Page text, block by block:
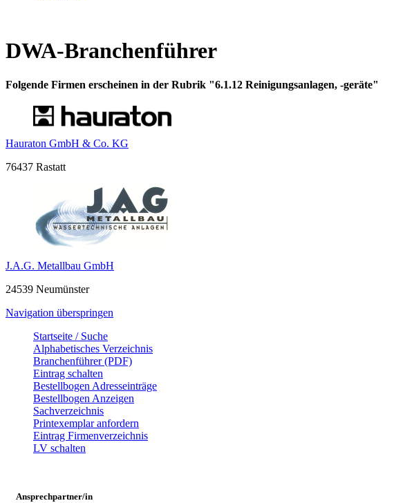
DWA-Branchenführer
Folgende Firmen erscheinen in der Rubrik "6.1.12 Reinigungsanlagen, -geräte"
Hauraton GmbH & Co. KG
76437 Rastatt
J.A.G. Metallbau GmbH
24539 Neumünster
Navigation überspringen
Startseite / Suche
Alphabetisches Verzeichnis
Branchenführer (PDF)
Eintrag schalten
Bestellbogen Adresseinträge
Bestellbogen Anzeigen
Sachverzeichnis
Printexemplar anfordern
Eintrag Firmenverzeichnis
LV schalten
Ansprechpartner/in